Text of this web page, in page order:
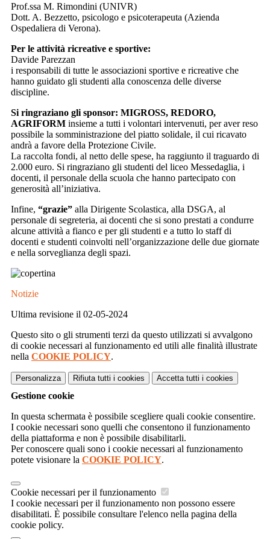
Prof.ssa M. Rimondini (UNIVR)
Dott. A. Bezzetto, psicologo e psicoterapeuta (Azienda
Ospedaliera di Verona).
Per le attività ricreative e sportive:
Davide Parezzan
i responsabili di tutte le associazioni sportive e ricreative che
hanno guidato gli studenti alla conoscenza delle diverse
discipline.
Si ringraziano gli sponsor: MIGROSS, REDORO,
AGRIFORM insieme a tutti i volontari intervenuti, per aver reso
possibile la somministrazione del piatto solidale, il cui ricavato
andrà a favore della Protezione Civile.
La raccolta fondi, al netto delle spese, ha raggiunto il traguardo di
2.000 euro. Si ringraziano gli studenti del liceo Messedaglia, i
docenti, il personale della scuola che hanno partecipato con
generosità all’iniziativa.
Infine, “grazie” alla Dirigente Scolastica, alla DSGA, al
personale di segreteria, ai docenti che si sono prestati a condurre
alcune attività a fianco e per gli studenti e a tutto lo staff di
docenti e studenti coinvolti nell’organizzazione delle due giornate
e nella sorveglianza degli spazi.
Notizie
Ultima revisione il 02-05-2024
Questo sito o gli strumenti terzi da questo utilizzati si avvalgono
di cookie necessari al funzionamento ed utili alle finalità illustrate
nella COOKIE POLICY.
Personalizza Rifiuta tutti i cookies Accetta tutti i cookies
Gestione cookie
In questa schermata è possibile scegliere quali cookie consentire.
I cookie necessari sono quelli che consentono il funzionamento
della piattaforma e non è possibile disabilitarli.
Per conoscere quali sono i cookie necessari al funzionamento
potete visionare la COOKIE POLICY.
Cookie necessari per il funzionamento
I cookie necessari per il funzionamento non possono essere
disabilitati. È possibile consultare l'elenco nella pagina della
cookie policy.